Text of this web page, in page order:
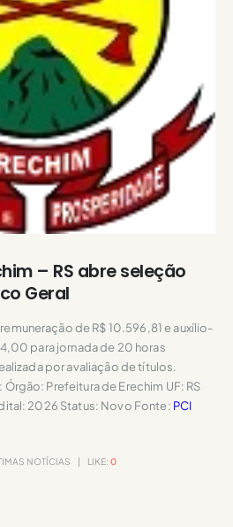
– RS abre seleção
Geral
de R$ 10.596,81 e auxílio-
para jornada de 20 horas
por avaliação de títulos.
Prefeitura de Erechim UF: RS
2026 Status: Novo Fonte: PCI
NOTÍCIAS LIKE: 0